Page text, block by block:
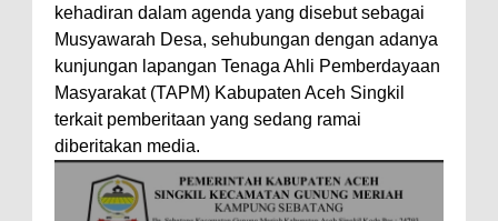
kehadiran dalam agenda yang disebut sebagai
Musyawarah Desa, sehubungan dengan adanya
kunjungan lapangan Tenaga Ahli Pemberdayaan
Masyarakat (TAPM) Kabupaten Aceh Singkil
terkait pemberitaan yang sedang ramai
diberitakan media.